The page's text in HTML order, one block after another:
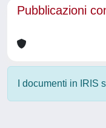
Pubblicazioni
I documenti in